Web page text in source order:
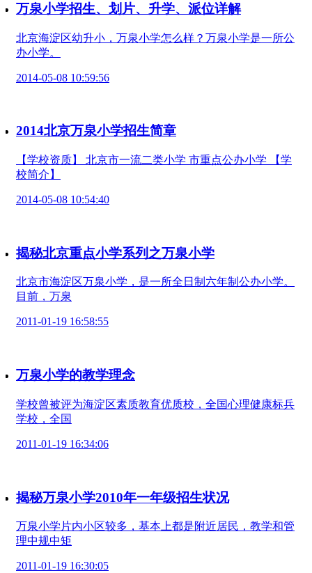
万泉小学招生、划片、升学、派位详解
北京海淀区幼升小，万泉小学怎么样？万泉小学是一所公
办小学。
2014-05-08 10:59:56
2014北京万泉小学招生简章
【学校资质】 北京市一流二类小学 市重点公办小学 【学
校简介】
2014-05-08 10:54:40
揭秘北京重点小学系列之万泉小学
北京市海淀区万泉小学，是一所全日制六年制公办小学。
目前，万泉
2011-01-19 16:58:55
万泉小学的教学理念
学校曾被评为海淀区素质教育优质校，全国心理健康标兵
学校，全国
2011-01-19 16:34:06
揭秘万泉小学2010年一年级招生状况
万泉小学片内小区较多，基本上都是附近居民，教学和管
理中规中矩
2011-01-19 16:30:05